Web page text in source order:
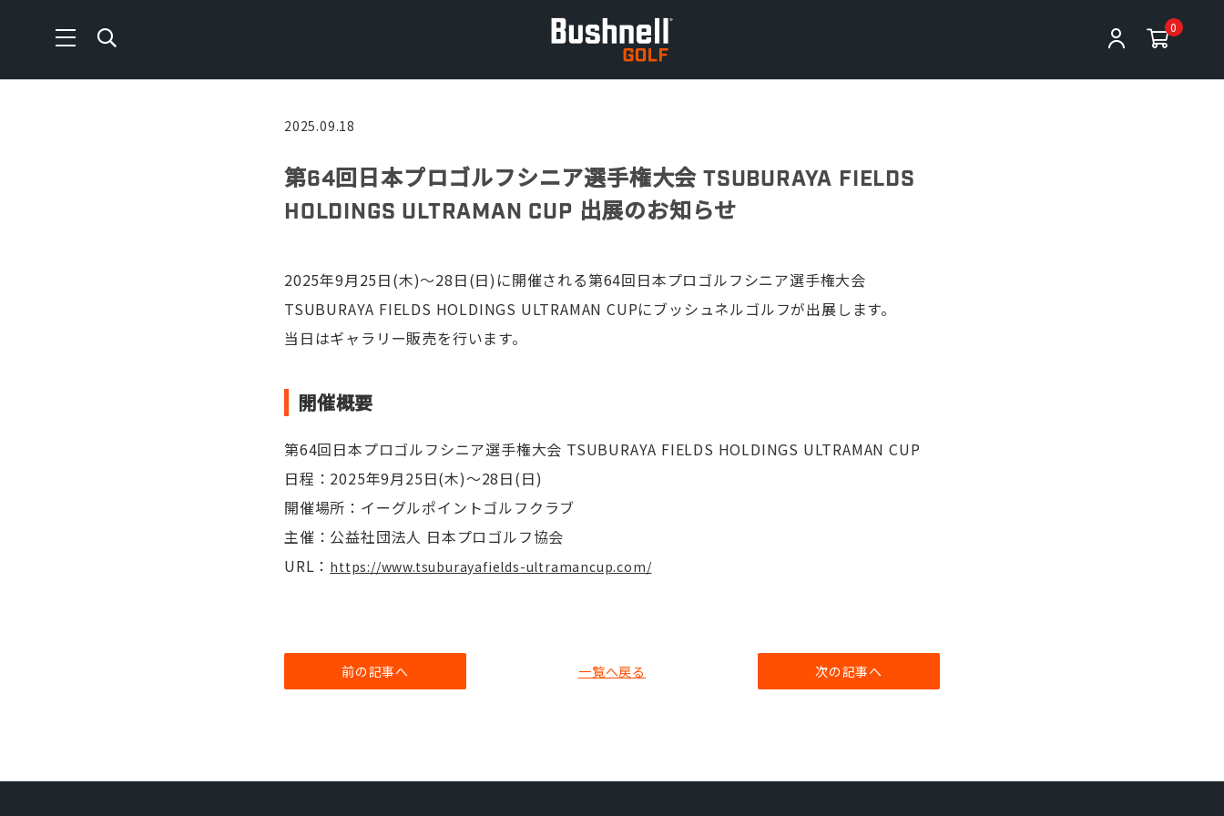
0
2025.09.18
第64回日本プロゴルフシニア選手権大会 TSUBURAYA FIELDS
HOLDINGS ULTRAMAN CUP 出展のお知らせ
2025年9月25日(木)～28日(日)に開催される第64回日本プロゴルフシニア選手権大会
TSUBURAYA FIELDS HOLDINGS ULTRAMAN CUPにブッシュネルゴルフが出展します。
当日はギャラリー販売を行います。
開催概要
第64回日本プロゴルフシニア選手権大会 TSUBURAYA FIELDS HOLDINGS ULTRAMAN CUP
日程：2025年9月25日(木)～28日(日)
開催場所：イーグルポイントゴルフクラブ
主催：公益社団法人 日本プロゴルフ協会
URL： https://www.tsuburayafields-ultramancup.com/
前の記事へ 一覧へ戻る 次の記事へ